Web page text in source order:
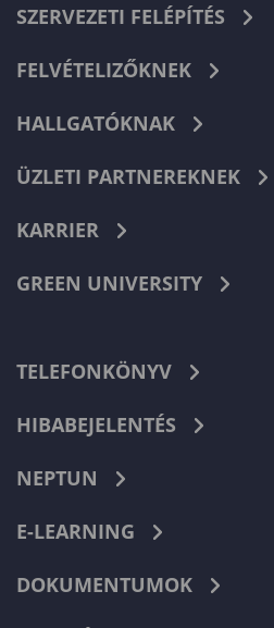
SZERVEZETI FELÉPÍTÉS
FELVÉTELIZŐKNEK
HALLGATÓKNAK
ÜZLETI PARTNEREKNEK
KARRIER
GREEN UNIVERSITY
TELEFONKÖNYV
HIBABEJELENTÉS
NEPTUN
E-LEARNING
DOKUMENTUMOK